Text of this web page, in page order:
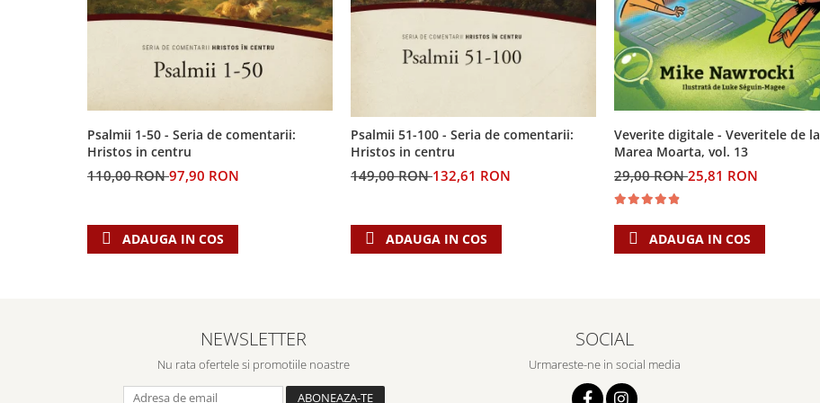
Psalmii 1-50 - Seria de comentarii:
Hristos in centru
110,00 RON97,90 RON
ADAUGA IN COS
Psalmii 51-100 - Seria de comentarii:
Hristos in centru
149,00 RON132,61 RON
ADAUGA IN COS
Veverite digitale - Veveritele de la
Marea Moarta, vol. 13
29,00 RON25,81 RON
ADAUGA IN COS
NEWSLETTER
Nu rata ofertele si promotiile noastre
SOCIAL
Urmareste-ne in social media